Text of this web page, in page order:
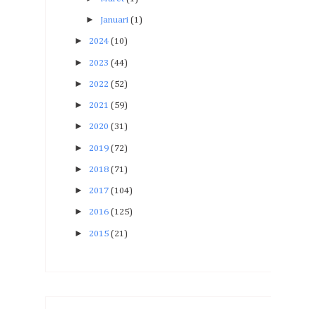
► Januari (1)
► 2024 (10)
► 2023 (44)
► 2022 (52)
► 2021 (59)
► 2020 (31)
► 2019 (72)
► 2018 (71)
► 2017 (104)
► 2016 (125)
► 2015 (21)